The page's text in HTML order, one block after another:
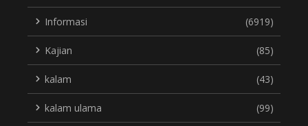
Informasi (6919)
Kajian (85)
kalam (43)
kalam ulama (99)